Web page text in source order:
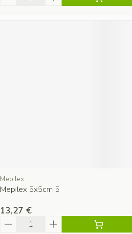
Mepilex
Mepilex 5x5cm 5
13,27 €
Quantité